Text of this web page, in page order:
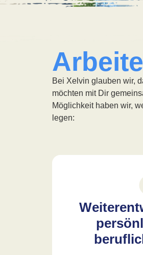
Bei Xelvin glauben wir,
möchten mit Dir
Möglichkeit haben wir,
legen: